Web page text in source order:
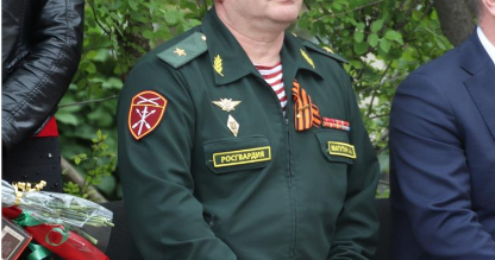
Предыдущий